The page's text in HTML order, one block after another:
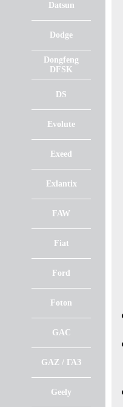
Datsun
Dodge
Dongfeng
DFSK
DS
Evolute
Exeed
Exlantix
FAW
Fiat
Ford
Foton
GAC
GAZ / ГАЗ
Geely